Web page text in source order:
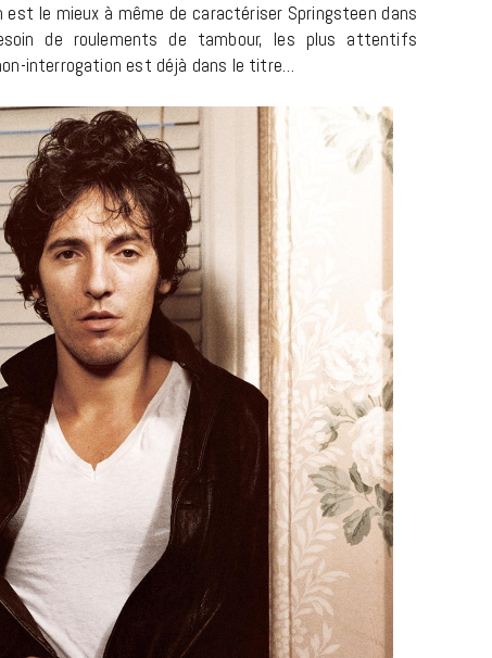
le mieux à même de caractériser Springsteen dans
de roulements de tambour, les plus attentifs
interrogation est déjà dans le titre…
CINÉMA ET SÉRIES
Disclosure Day : le retour en grâce
REPORTAGES ET INTERVIEWS
We Love Green se met au vert sur
la Montagne de Gorillaz
7 JUIN 2026